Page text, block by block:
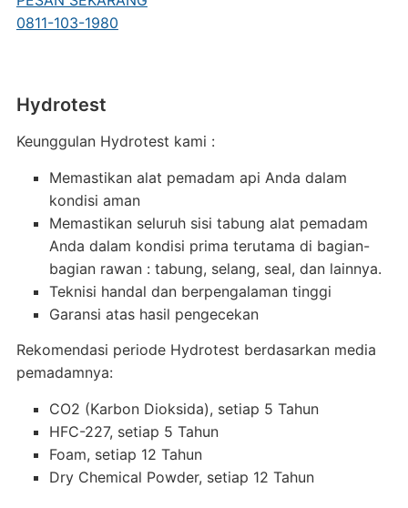
0811-103-1980
Hydrotest
Keunggulan Hydrotest kami :
Memastikan alat pemadam api Anda dalam
kondisi aman
Memastikan seluruh sisi tabung alat pemadam
Anda dalam kondisi prima terutama di bagian-
bagian rawan : tabung, selang, seal, dan lainnya.
Teknisi handal dan berpengalaman tinggi
Garansi atas hasil pengecekan
Rekomendasi periode Hydrotest berdasarkan media
pemadamnya:
CO2 (Karbon Dioksida), setiap 5 Tahun
HFC-227, setiap 5 Tahun
Foam, setiap 12 Tahun
Dry Chemical Powder, setiap 12 Tahun